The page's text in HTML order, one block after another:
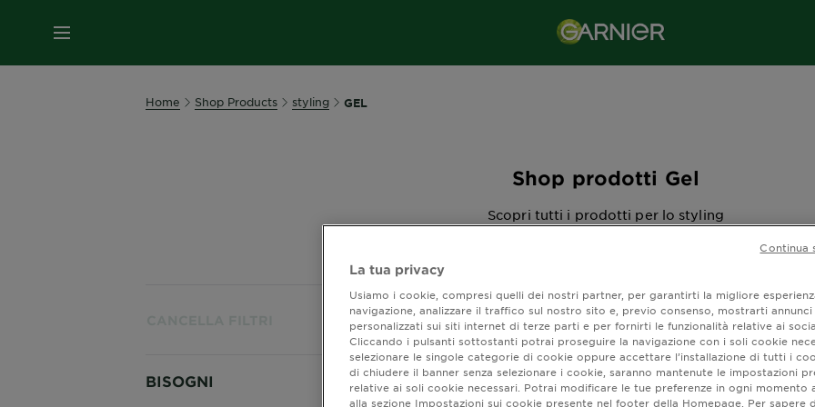
MENU
Home Shop Products styling GEL
Shop prodotti Gel
Scopri tutti i prodotti per lo styling
BISOGNI
Mostra (7) risultato / i
La tua privacy
Usiamo i cookie, compresi quelli dei nostri partner, per garantirti la migliore
navigazione, analizzare il traffico sul nostro sito e, previo consenso, mostrarti annunci
personalizzati sui siti internet di terze parti e per fornirti le funzionalità relative ai
Cliccando i pulsanti sottostanti potrai proseguire la navigazione con i soli cookie
selezionare le singole categorie di cookie oppure accettare l’installazione di tutti i
di chiudere il banner senza selezionare i cookie, saranno mantenute le impostazioni
relative ai soli cookie necessari. Potrai modificare le tue preferenze in ogni momento
alla sezione Impostazioni sui cookie presente nel footer della Homepage. Per sapere
Continua